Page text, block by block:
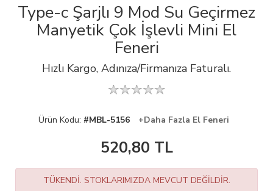
Type-c Şarjlı 9 Mod Su Geçirmez
Manyetik Çok İşlevli Mini El
Feneri
Hızlı Kargo, Adınıza/Firmanıza Faturalı.
Ürün Kodu: #MBL-5156 +Daha Fazla El Feneri
520,80 TL
TÜKENDİ. STOKLARIMIZDA MEVCUT DEĞİLDİR.